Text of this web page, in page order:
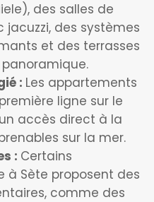
des salles de
des systèmes
et des terrasses
: Les appartements
ligne sur le
accès direct à la
sur la mer.
: Certains
à Sète proposent des
comme des